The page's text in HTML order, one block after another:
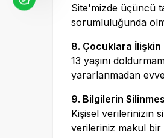
Site'mizde üçüncü
sorumluluğunda
8. Çocuklara İlişkin
13 yaşını
yararlanmadan
9. Bilgilerin
Kişisel verilerinizin
verileriniz makul bir